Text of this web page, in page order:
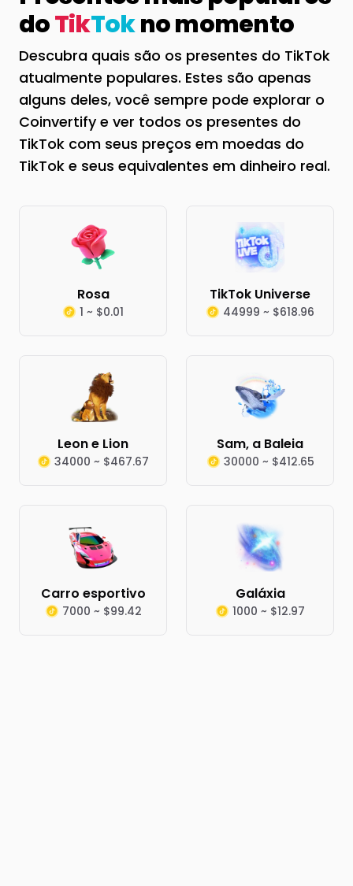
doTikTokno momento
Descubra quais são os presentes do TikTok
atualmente populares. Estes são apenas
alguns deles, você sempre pode explorar o
Coinvertify e ver todos os presentes do
TikTok com seus preços em moedas do
TikTok e seus equivalentes em dinheiro real.
Rosa
1 ~ $0.01
TikTok Universe
44999 ~ $618.96
Leon e Lion
34000 ~ $467.67
Sam, a Baleia
30000 ~ $412.65
Carro esportivo
7000 ~ $99.42
Galáxia
1000 ~ $12.97